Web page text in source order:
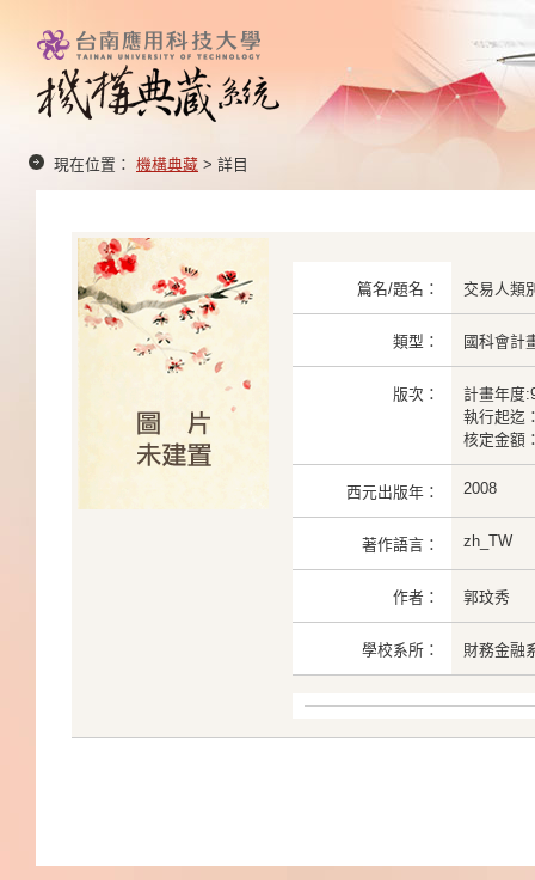
現在位置： 機構典藏 > 詳目
篇名/題名： 交易人類
類型： 國科會計
版次：
計畫年度
執行起迄
核定金額
西元出版年： 2008
著作語言： zh_TW
作者： 郭玟秀
學校系所： 財務金融